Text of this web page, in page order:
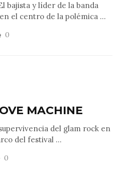
bajista y líder de la banda
el centro de la polémica ...
0
MACHINE
del glam rock en
del festival ...
0